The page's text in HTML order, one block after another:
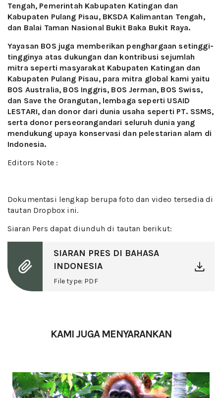
Tengah, Pemerintah Kabupaten Katingan dan
Kabupaten Pulang Pisau, BKSDA Kalimantan Tengah,
dan Balai Taman Nasional Bukit Baka Bukit Raya.
Yayasan BOS juga memberikan penghargaan setinggi-
tingginya atas dukungan dan kontribusi sejumlah
mitra seperti masyarakat Kabupaten Katingan dan
Kabupaten Pulang Pisau, para mitra global kami yaitu
BOS Australia, BOS Inggris, BOS Jerman, BOS Swiss,
dan Save the Orangutan, lembaga seperti USAID
LESTARI, dan donor dari dunia usaha seperti PT. SSMS,
serta donor perseorangandari seluruh dunia yang
mendukung upaya konservasi dan pelestarian alam di
Indonesia.
Editors Note :
Dokumentasi lengkap berupa foto dan video tersediadi
tautan Dropbox ini.
Siaran Pers dapat diunduh di tautan berikut:
SIARAN PRES DI BAHASA
INDONESIA
File type: PDF
KAMI JUGA MENYARANKAN